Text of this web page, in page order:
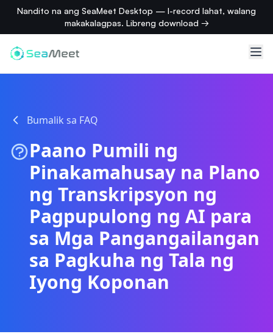
Nandito na ang SeaMeet Desktop — I-record lahat, walang
makakalagpas. Libreng download →
Bumalik sa FAQ
Paano Pumili ng
Pinakamahusay na Plano
ng Transkripsyon ng
Pagpupulong ng AI para
sa Mga Pangangailangan
sa Pagkuha ng Tala ng
Iyong Koponan